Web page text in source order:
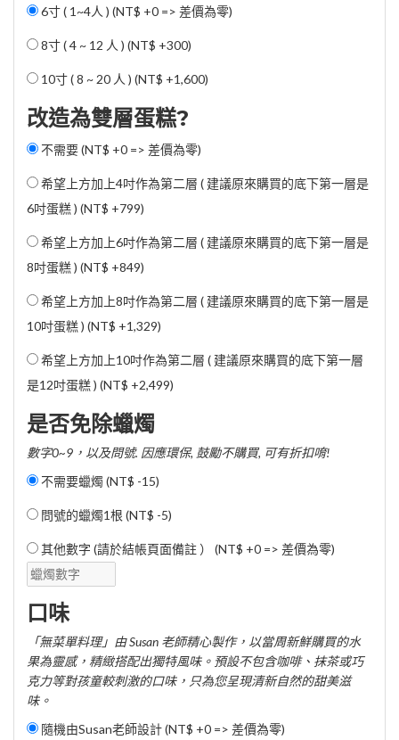
6寸 ( 1~4人 ) (NT$ +0 => 差價為零)
8寸 ( 4 ~ 12 人 ) (NT$ +300)
10寸 ( 8 ~ 20 人 ) (NT$ +1,600)
改造為雙層蛋糕?
不需要 (NT$ +0 => 差價為零)
希望上方加上4吋作為第二層 ( 建議原來購買的底下第一層是
6吋蛋糕 ) (NT$ +799)
希望上方加上6吋作為第二層 ( 建議原來購買的底下第一層是
8吋蛋糕 ) (NT$ +849)
希望上方加上8吋作為第二層 ( 建議原來購買的底下第一層是
10吋蛋糕 ) (NT$ +1,329)
希望上方加上10吋作為第二層 ( 建議原來購買的底下第一層
是12吋蛋糕 ) (NT$ +2,499)
是否免除蠟燭
數字0~9，以及問號. 因應環保, 鼓勵不購買, 可有折扣唷!
不需要蠟燭 (NT$ -15)
問號的蠟燭1根 (NT$ -5)
其他數字 (請於結帳頁面備註 ） (NT$ +0 => 差價為零)
口味
「無菜單料理」由 Susan 老師精心製作，以當周新鮮購買的水
果為靈感，精緻搭配出獨特風味。預設不包含咖啡、抹茶或巧
克力等對孩童較刺激的口味，只為您呈現清新自然的甜美滋
味。
隨機由Susan老師設計 (NT$ +0 => 差價為零)